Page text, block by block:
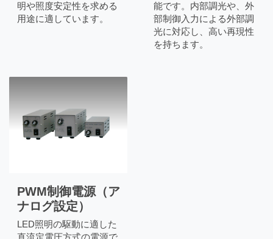
明や照度安定性を求める
用途に適しています。
能です。内部調光や、外
部制御入力による外部調
光に対応し、高い再現性
を持ちます。
PWM制御電源（ア
ナログ設定）
LED照明の駆動に適した